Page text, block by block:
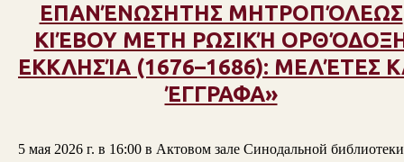
ΕΠΑΝΈΝΩΣΗΤΗΣ ΜΗΤΡΟΠΌΛΕΩΣ
ΚΙΈΒΟΥ ΜΕΤΗ ΡΩΣΙΚΉ
ΕΚΚΛΗΣΊΑ (1676–1686): ΜΕΛΈΤΕΣ
ΈΓΓΡΑΦΑ»
5 мая 2026 г. в 16:00 в Актовом зале Синодальной библиотеки